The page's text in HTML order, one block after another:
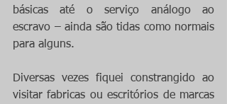
básicas até o serviço análogo ao
escravo – ainda são tidas como normais
para alguns.
Diversas vezes fiquei constrangido ao
visitar fabricas ou escritórios de marcas